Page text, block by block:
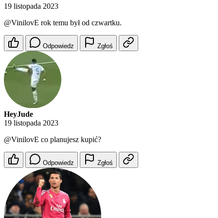
19 listopada 2023
@VinilovE rok temu był od czwartku.
Odpowiedz Zgłoś
HeyJude
19 listopada 2023
@VinilovE co planujesz kupić?
Odpowiedz Zgłoś